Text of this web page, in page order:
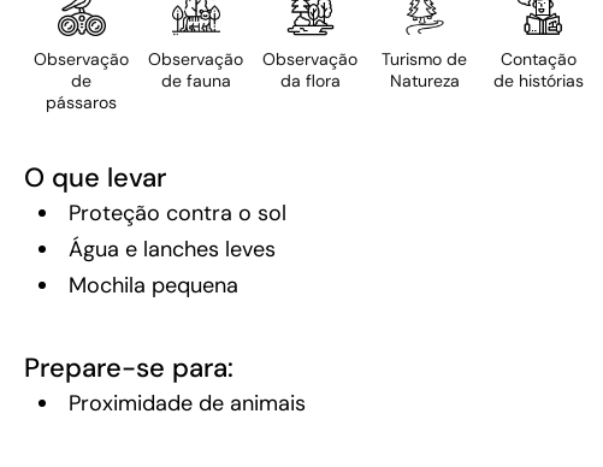
Observação
de
pássaros
Observação
de fauna
Observação
da flora
Turismo de
Natureza
Contação
de histórias
O que levar
Proteção contra o sol
Água e lanches leves
Mochila pequena
Prepare-se para:
Proximidade de animais